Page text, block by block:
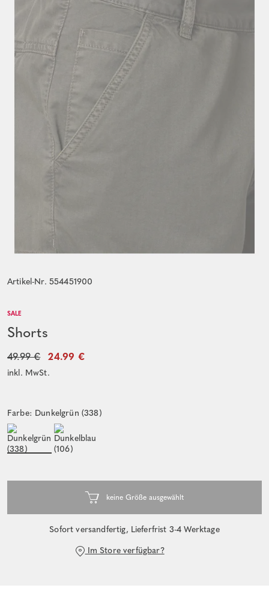
Artikel-Nr. 554451900
SALE
Shorts
49.99 € 24.99 €
inkl. MwSt.
Farbe: Dunkelgrün (338)
Sofort versandfertig, Lieferfrist 3-4 Werktage
Im Store verfügbar?